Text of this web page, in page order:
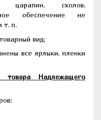
царапин, сколов,
обеспечение не
т. п.
вид;
все ярлыки, пленки
товара Надлежащего